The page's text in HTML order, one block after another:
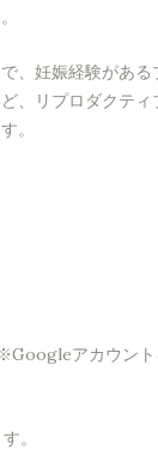
、妊娠経験があ
、リプロダクテ
。
アカウント
。